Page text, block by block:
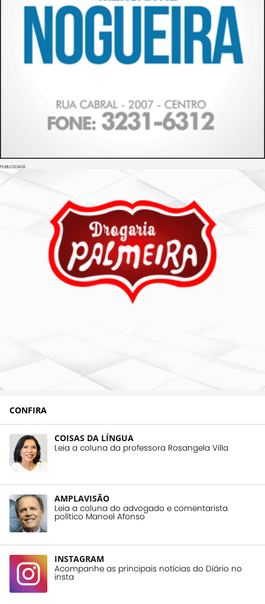
PUBLICIDADE
CONFIRA
COISAS DA LÍNGUA
Leia a coluna da professora Rosangela Villa
AMPLAVISÃO
Leia a coluna do advogado e comentarista
político Manoel Afonso
INSTAGRAM
Acompanhe as principais notícias do Diário no
insta